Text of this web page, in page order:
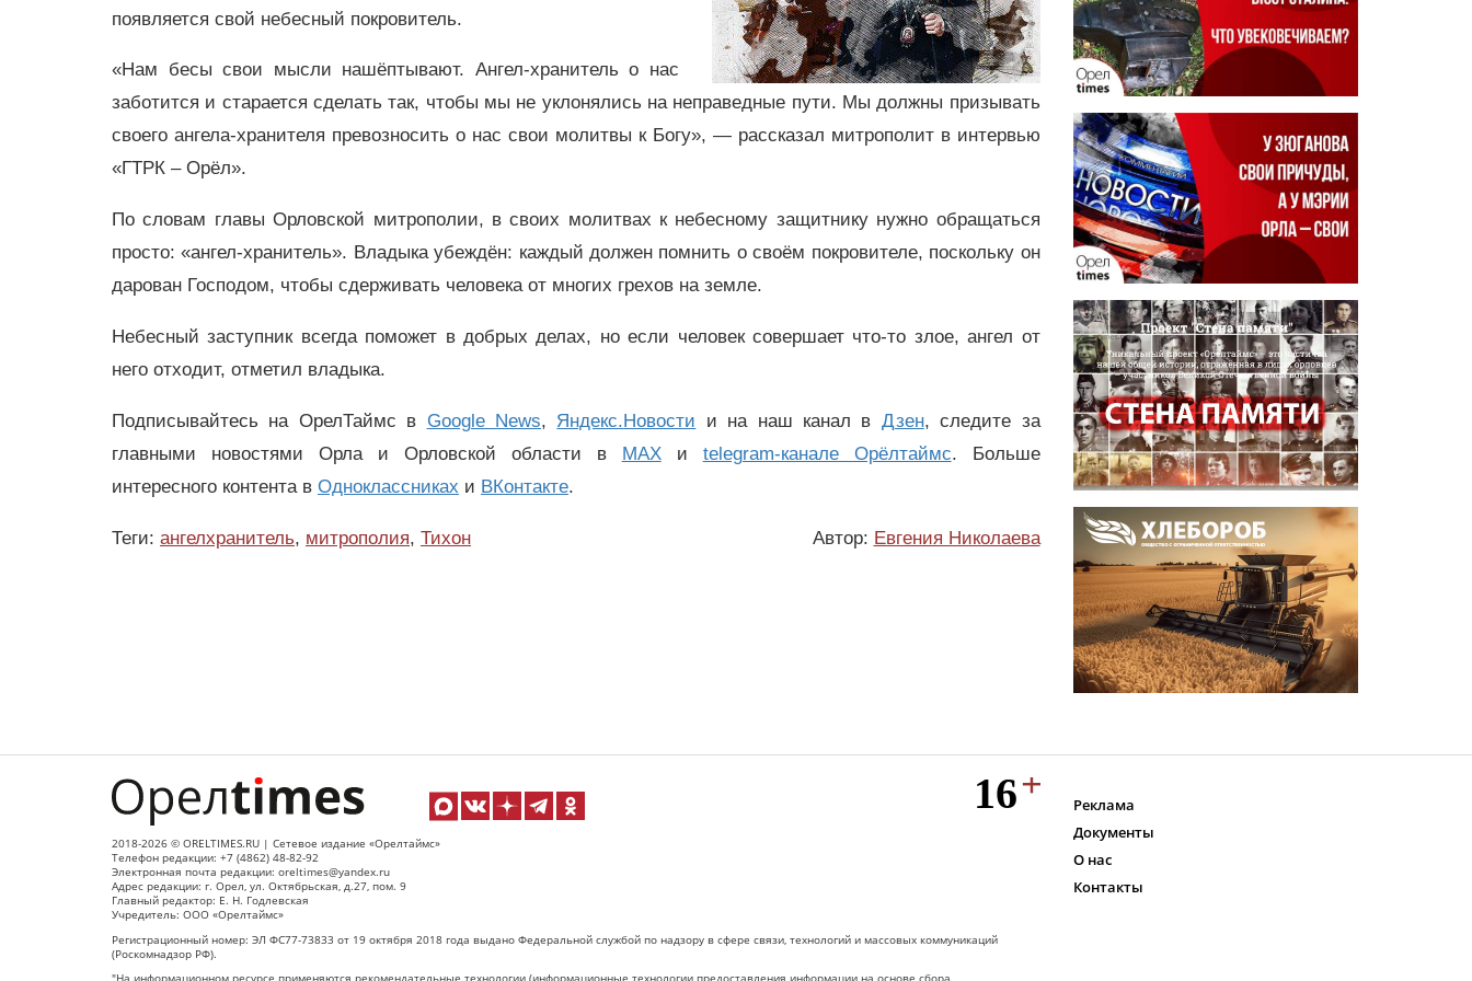
появляется свой небесный покровитель.
«Нам бесы свои мысли нашёптывают. Ангел-хранитель о нас
заботится и старается сделать так, чтобы мы не уклонялись на неправедные пути. Мы должны призывать
своего ангела-хранителя превозносить о нас свои молитвы к Богу», — рассказал митрополит в интервью
«ГТРК – Орёл».
По словам главы Орловской митрополии, в своих молитвах к небесному защитнику нужно обращаться
просто: «ангел-хранитель». Владыка убеждён: каждый должен помнить о своём покровителе, поскольку он
дарован Господом, чтобы сдерживать человека от многих грехов на земле.
Небесный заступник всегда поможет в добрых делах, но если человек совершает что-то злое, ангел от
него отходит, отметил владыка.
Подписывайтесь на ОрелТаймс в Google News, Яндекс.Новости и на наш канал в Дзен, следите за
главными новостями Орла и Орловской области в MAXи telegram-канале Орёлтаймс. Больше
интересного контента в Одноклассниках и ВКонтакте.
Теги: ангелхранитель, митрополия, Тихон Автор: Евгения Николаева
2018-2026 © ORELTIMES.RU | Сетевое издание «Орелтаймс»
Телефон редакции: +7 (4862) 48-82-92
Электронная почта редакции: oreltimes@yandex.ru
Адрес редакции: г. Орел, ул. Октябрьская, д.27, пом. 9
Главный редактор: Е. Н. Годлевская
Учредитель: ООО «Орелтаймс»
Регистрационный номер: ЭЛ ФС77-73833 от 19 октября 2018 года выдано Федеральной службой по надзору в сфере связи, технологий и массовых коммуникаций
(Роскомнадзор РФ).
Реклама
Документы
О нас
Контакты